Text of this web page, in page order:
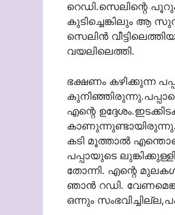
റെഡി.സെലിന്റെ
കുടിച്ചെങ്കിലും ആ
സെലിന്‍
വയലിലെത്തി.
ഭക്ഷണം കഴിക്കുന്ന
എന്റെ
കടി മൂത്താല്‍
പപ്പായുടെ
തോന്നി. എന്റെ മുലകള്‍
ഞാന്‍ റഡി.
ഒന്നും